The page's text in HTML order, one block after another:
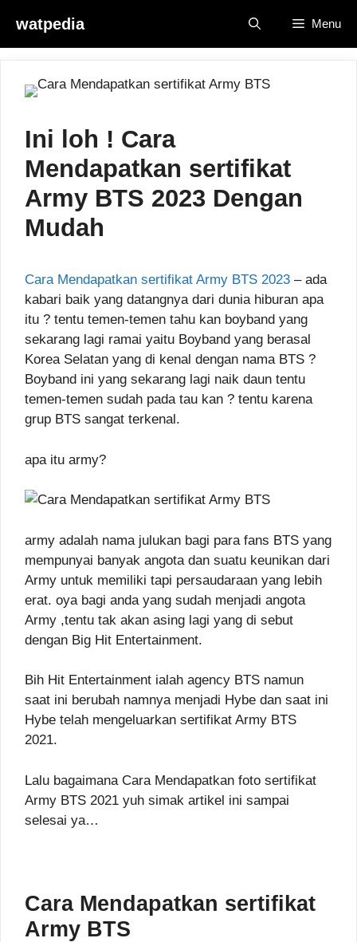
content
watpedia Menu
Ini loh ! Cara
Mendapatkan sertifikat
Army BTS 2023 Dengan
Mudah
Cara Mendapatkan sertifikat Army BTS 2023 – ada
kabari baik yang datangnya dari dunia hiburan apa
itu ? tentu temen-temen tahu kan boyband yang
sekarang lagi ramai yaitu Boyband yang berasal
Korea Selatan yang di kenal dengan nama BTS ?
Boyband ini yang sekarang lagi naik daun tentu
temen-temen sudah pada tau kan ? tentu karena
grup BTS sangat terkenal.
apa itu army?
army adalah nama julukan bagi para fans BTS yang
mempunyai banyak angota dan suatu keunikan dari
Army untuk memiliki tapi persaudaraan yang lebih
erat. oya bagi anda yang sudah menjadi angota
Army ,tentu tak akan asing lagi yang di sebut
dengan Big Hit Entertainment.
Bih Hit Entertainment ialah agency BTS namun
saat ini berubah namnya menjadi Hybe dan saat ini
Hybe telah mengeluarkan sertifikat Army BTS
2021.
Lalu bagaimana Cara Mendapatkan foto sertifikat
Army BTS 2021 yuh simak artikel ini sampai
selesai ya…
Cara Mendapatkan sertifikat
Army BTS